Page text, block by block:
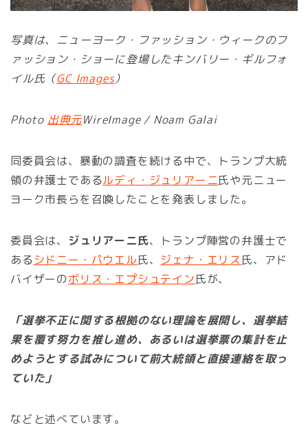
写真は、ニューヨーク・ファッション・ウィークのフ
ァッション・ショーに登場したキンバリー・ギルフォ
イル氏（GC Images）
Photo 出典元WireImage / Noam Galai
同委員会は、暴動の調査を続ける中で、トランプ大統
領の弁護士であるルディ・ジュリアーニ氏や元ニュー
ヨーク市長らを召喚したことを発表しました。
委員会は、 ジュリアーニ氏、トランプ陣営の弁護士で
あるシドニー・パウエル氏、 ジェナ・エリス 氏、アド
バイザーのボリス・エプシュテイン氏が、
「選挙不正に関する根拠のない理論を展開し、選挙結
果を覆す努力を推し進め、あるいは選挙票の集計を止
めようとする試みについて前大統領と直接連絡を取っ
ていた」
などと述べています。